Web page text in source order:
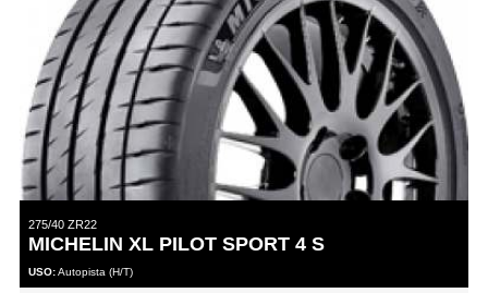
275/40 ZR22
MICHELIN XL PILOT SPORT 4 S
USO:Autopista (H/T)